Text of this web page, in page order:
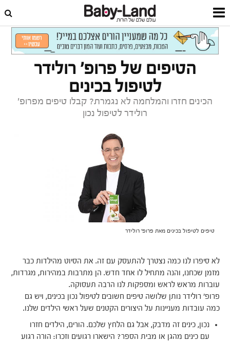
הטיפים של פרופ' רולידר
לטיפול בכינים
הכינים חזרו והמלחמה לא נגמרת? קבלו טיפים מפרופ'
רולידר לטיפול נכון
טיפים לטיפול בכינים מאת פרופ' רולידר
לא סיפרו לנו כמה נצטרך להתעסק עם זה. את הסיוט מהילדות כבר
מזמן שכחנו, והנה מתחיל לו אחד חדש. הן מתרבות במהירות, מגרדות,
עוברות מראש לראש ומספקות לנו הרבה תעסוקה.
פרופ' רולידר נותן שלושה טיפים חשובים לטיפול נכון בכינים, ויש גם
כמה עובדות מעניינות על היצורים הקטנים שעל ראשי הילדים שלנו.
נכון, כינים זה מדבק, אבל גם הלחץ שלכם. הורים, הילדים חזרו
עם כינים מהגן או מבית הספר? הישארו רגועים וזכרו: הורה רגוע